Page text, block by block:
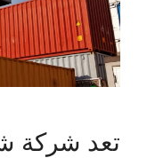
تعد شركة